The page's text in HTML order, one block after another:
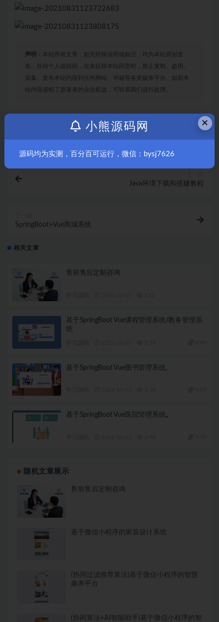
声明： 本站所有文章，如无特殊说明或标注，均为本站原创发
布。任何个人或组织，在未征得本站同意时，禁止复制、盗用、
采集、发布本站内容到任何网站、书籍等各类媒体平台。如若本
站内容侵犯了原著者的合法权益，可联系我们进行处理。
海报 链接
Java环境下载和搭建教程
SpringBoot+Vue商城系统
相关文章
售前售后定制咨询
基于SpringBoot Vue课程管理系统/教务管理系
统
基于SpringBoot Vue图书管理系统,
基于SpringBoot Vue医院管理系统,,
随机文章展示
售前售后定制咨询
基于微信小程序的家装设计系统
(协同过滤推荐算法)基于微信小程序的智慧
康养平台
(协同算法+AI智能助手)基于微信小程序的智
×
小熊源码网
源码均为实测，百分百可运行，微信：bysj7626